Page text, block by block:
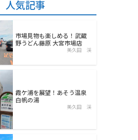
人気記事
市場見物も楽しめる！武蔵
野うどん藤原 大宮市場店
美久田 渓
霞ケ浦を展望！あそう温泉
白帆の湯
美久田 渓